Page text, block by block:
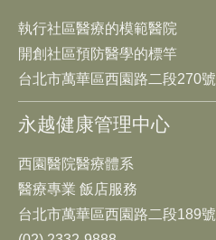
執行社區醫療的模範醫院
開創社區預防醫學的標竿
台北市萬華區西園路二段270號
永越健康管理中心
西園醫院醫療體系
醫療專業 飯店服務
台北市萬華區西園路二段189號